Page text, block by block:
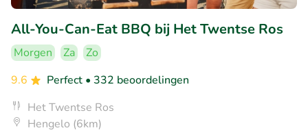
All-You-Can-Eat BBQ bij Het Twentse Ros
Morgen Za
Zo
9.6
Perfect • 332 beoordelingen
Het Twentse Ros
Hengelo (6km)